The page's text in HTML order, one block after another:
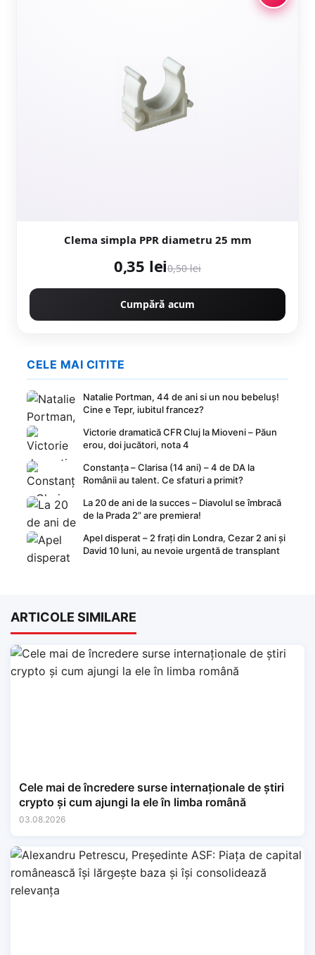
Clema simpla PPR diametru 25 mm
0,35 lei0,50 lei
Cumpără acum
CELE MAI CITITE
Natalie Portman, 44 de ani si un nou bebeluș!
Cine e Tepr, iubitul francez?
Victorie dramatică CFR Cluj la Mioveni – Păun
erou, doi jucători, nota 4
Constanța – Clarisa (14 ani) – 4 de DA la
Românii au talent. Ce sfaturi a primit?
La 20 de ani de la succes – Diavolul se îmbracă
de la Prada 2” are premiera!
Apel disperat – 2 frați din Londra, Cezar 2 ani și
David 10 luni, au nevoie urgentă de transplant
ARTICOLE SIMILARE
Cele mai de încredere surse internaționale de știri
crypto și cum ajungi la ele în limba română
03.08.2026